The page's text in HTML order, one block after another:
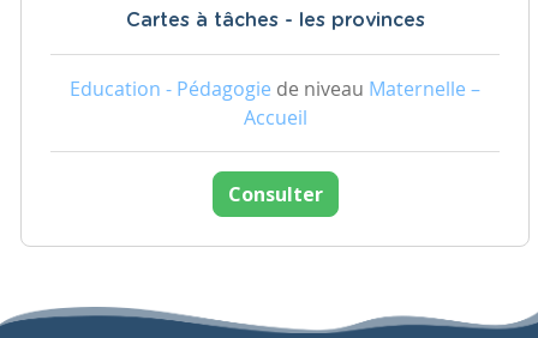
Cartes à tâches - les provinces
Education - Pédagogie de niveau Maternelle –
Accueil
Consulter